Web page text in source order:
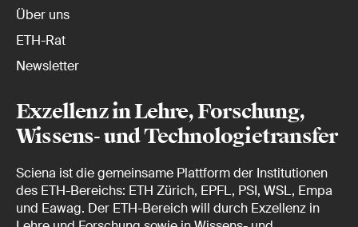
Über uns
ETH-Rat
Newsletter
Exzellenz in Lehre, Forschung,
Wissens- und Technologietransfer
Sciena ist die gemeinsame Plattform der Institutionen
des ETH-Bereichs: ETH Zürich, EPFL, PSI, WSL, Empa
und Eawag. Der ETH-Bereich will durch Exzellenz in